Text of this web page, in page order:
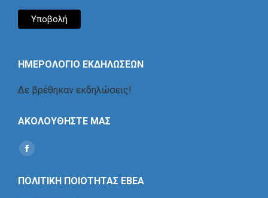
ΗΜΕΡΟΛΟΓΙΟ ΕΚΔΗΛΩΣΕΩΝ
Δε βρέθηκαν εκδηλώσεις!
ΑΚΟΛΟΥΘΗΣΤΕ ΜΑΣ
Find us on:
Social
ΠΟΛΙΤΙΚΗ ΠΟΙΟΤΗΤΑΣ ΕΒΕΑ